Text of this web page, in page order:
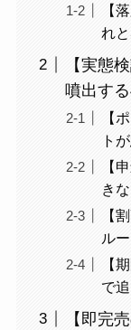
【
れ
【実態
噴出す
【
ト
【
き
【
ル
【
で
【即完